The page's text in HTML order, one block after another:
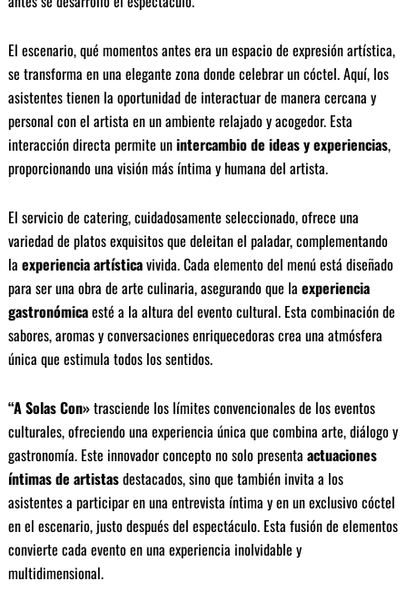
El escenario, qué momentos antes era un espacio de expresión artística,
se transforma en una elegante zona donde celebrar un cóctel. Aquí, los
asistentes tienen la oportunidad de interactuar de manera cercana y
personal con el artista en un ambiente relajado y acogedor. Esta
interacción directa permite unintercambio de ideas y experiencias,
proporcionando una visión más íntima y humana del artista.
El servicio de catering, cuidadosamente seleccionado, ofrece una
variedad de platos exquisitos que deleitan el paladar, complementando
la experiencia artísticavivida. Cada elemento del menú está diseñado
para ser una obra de arte culinaria, asegurando que la experiencia
gastronómicaesté a la altura del evento cultural. Esta combinación de
sabores, aromas y conversaciones enriquecedoras crea una atmósfera
única que estimula todos los sentidos.
“A Solas Con»trasciende los límites convencionales de los eventos
culturales, ofreciendo una experiencia única que combina arte, diálogo y
gastronomía. Este innovador concepto no solo presenta actuaciones
íntimas de artistasdestacados, sino que también invita a los
asistentes a participar en una entrevista íntima y en un exclusivo cóctel
en el escenario, justo después del espectáculo. Esta fusión de elementos
convierte cada evento en una experiencia inolvidable y
multidimensional.